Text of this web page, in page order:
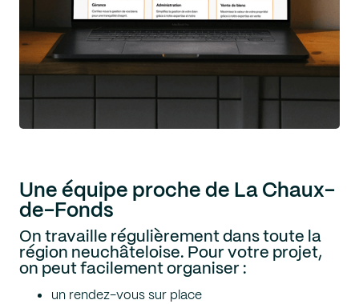
Une équipe proche de La Chaux-
de-Fonds
On travaille régulièrement dans toute la
région neuchâteloise. Pour votre projet,
on peut facilement organiser :
un rendez-vous sur place